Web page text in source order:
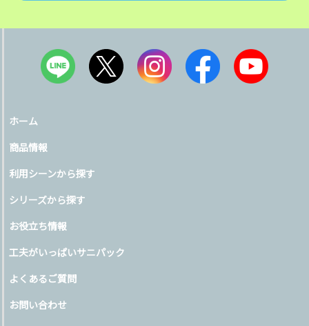
ホーム
商品情報
利用シーンから探す
シリーズから探す
お役立ち情報
工夫がいっぱいサニパック
よくあるご質問
お問い合わせ